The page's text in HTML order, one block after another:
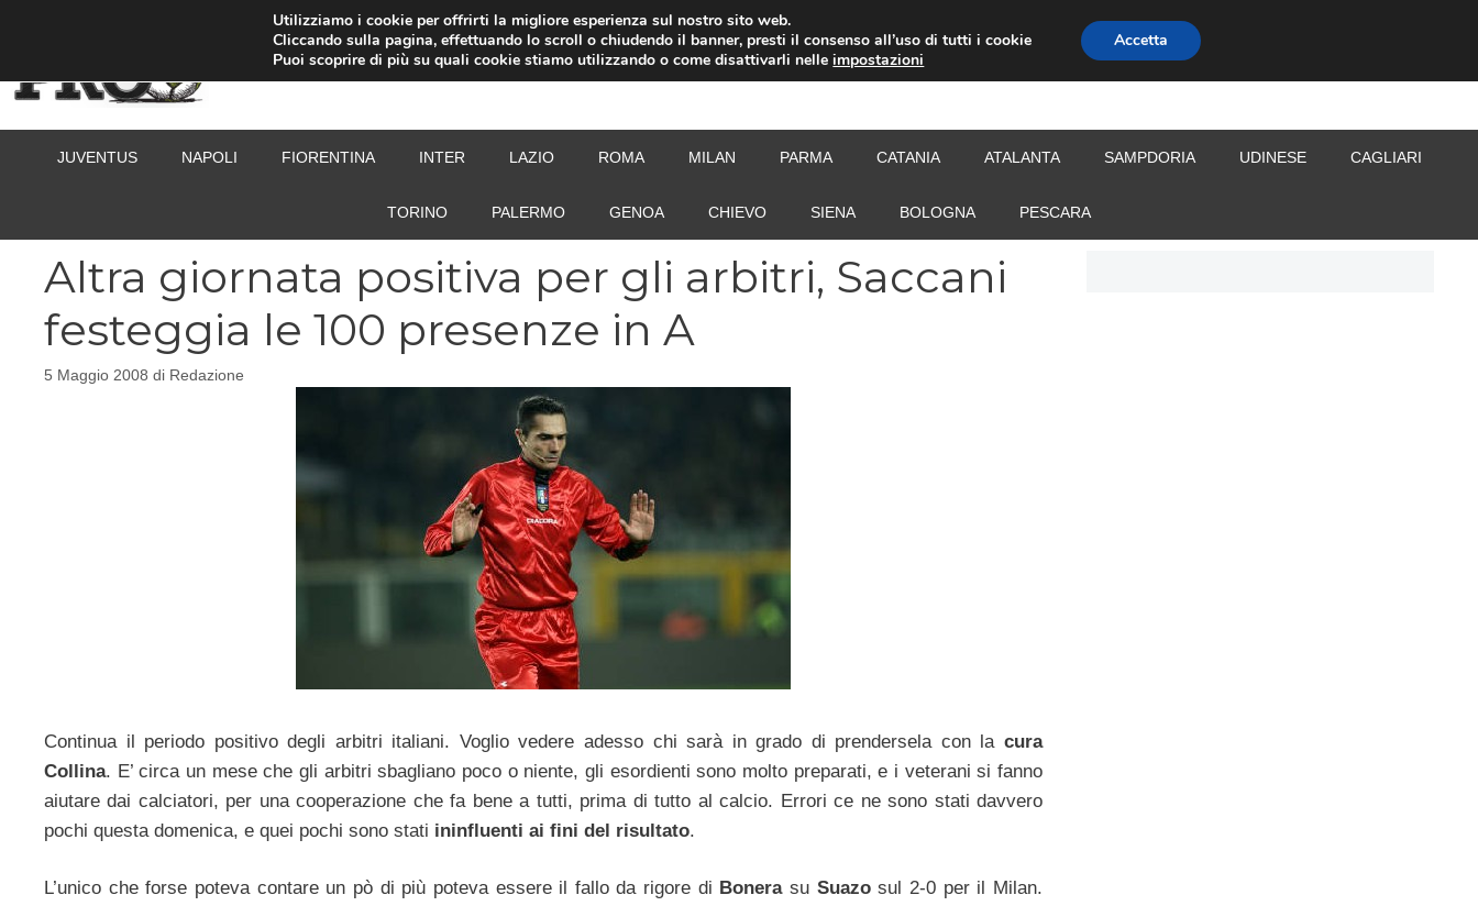
CALCIOMERCATO
JUVENTUS NAPOLI FIORENTINA INTER LAZIO ROMA MILAN PARMA CATANIA ATALANTA SAMPDORIA UDINESE CAGLIARI
TORINO PALERMO GENOA CHIEVO SIENA BOLOGNA PESCARA
Altra giornata positiva per gli arbitri, Saccani
festeggia le 100 presenze in A
5 Maggio 2008 di Redazione
Continua il periodo positivo degli arbitri italiani. Voglio vedere adesso chi sarà in grado di prendersela con la cura
Collina. E’ circa un mese che gli arbitri sbagliano poco o niente, gli esordienti sono molto preparati, e i veterani si fanno
aiutare dai calciatori, per una cooperazione che fa bene a tutti, prima di tutto al calcio. Errori ce ne sono stati davvero
pochi questa domenica, e quei pochi sono stati ininfluenti ai fini del risultato.
L’unico che forse poteva contare un pò di più poteva essere il fallo da rigore di Bonerasu Suazosul 2-0 per il Milan.
Utilizziamo i cookie per offrirti la migliore esperienza sul nostro sito web.
Cliccando sulla pagina, effettuando lo scroll o chiudendo il banner, presti il consenso all’uso di tutti i cookie
Puoi scoprire di più su quali cookie stiamo utilizzando o come disattivarli nelleimpostazioni
Accetta